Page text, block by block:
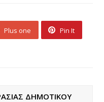
Plus one Pin It
ΔΗΜΟΤΙΚΟΥ